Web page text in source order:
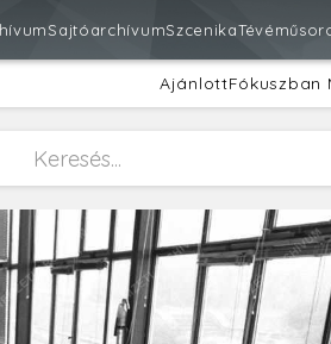
SajtóarchívumSzcenika
AjánlottFókuszban